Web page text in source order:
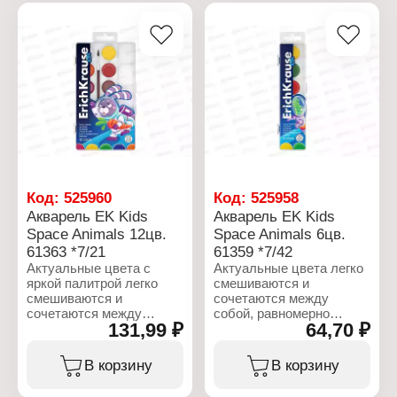
Размер упаковки:
180х34х9 мм
акварельный рисунок
приобретает матовый
насыщенный оттенок без
посторонних бликов и
затеков. Краска
наиболее точно
передает игру цвета и
света на рисунке,
создает цветовые
Характеристики:
Бренд: Erich Krause
Артикул: 61365
Серия: "Jolly Friends"
Тип товара: Акварель
Назначение: для
рисования
Цвет: 6 цветов
Комплектация: без кисти
Состав: вода, декстрин,
тонкодисперсные
пигменты, консервант
Код: 525960
Акварель EK Kids
Space Animals 12цв.
61363 *7/21
Актуальные цвета с
яркой палитрой легко
смешиваются и
сочетаются между
собой, равномерно
ложатся на бумагу,
обладают улучшенной
цветопередачей и не
131,99 ₽
В корзину
Код:525958
Акварель EK Kids
Space Animals 6цв.
61359 *7/42
Актуальные цвета легко
смешиваются и
сочетаются между
собой, равномерно
ложатся на бумагу,
обладают улучшенной
цветопередачей и не
выгорают на солнце
64,70 ₽
В корзину